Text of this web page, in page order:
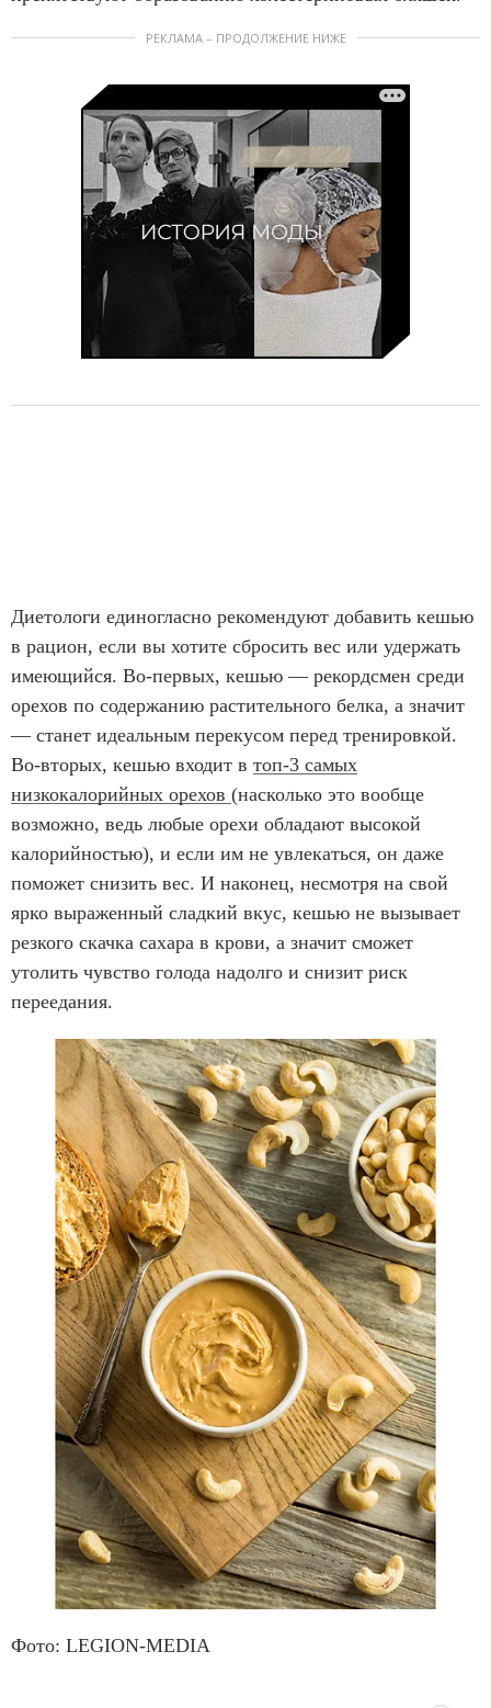
РЕКЛАМА – ПРОДОЛЖЕНИЕ НИЖЕ
Диетологи единогласно рекомендуют добавить кешью
в рацион, если вы хотите сбросить вес или удержать
имеющийся. Во-первых, кешью — рекордсмен среди
орехов по содержанию растительного белка, а значит
— станет идеальным перекусом перед тренировкой.
Во-вторых, кешью входит в топ-3 самых
низкокалорийных орехов (насколько это вообще
возможно, ведь любые орехи обладают высокой
калорийностью), и если им не увлекаться, он даже
поможет снизить вес. И наконец, несмотря на свой
ярко выраженный сладкий вкус, кешью не вызывает
резкого скачка сахара в крови, а значит сможет
утолить чувство голода надолго и снизит риск
переедания.
Фото: LEGION-MEDIA